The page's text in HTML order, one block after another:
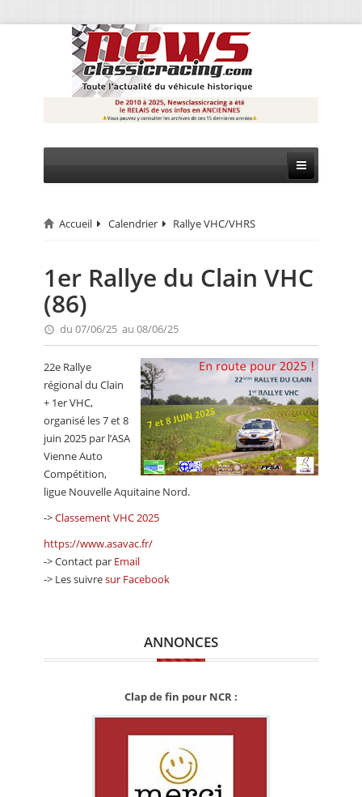
CIRCUIT
RALLYE
MONTAGNE
EVÈNEMENTS
CALENDRIER
FOCUS
VIDEO
ANNUAIRES
Accueil Calendrier Rallye VHC/VHRS
1er Rallye du Clain VHC
(86)
du 07/06/25 au 08/06/25
22e Rallye
régional du Clain
+ 1er VHC,
organisé les 7 et 8
juin 2025 par l’ASA
Vienne Auto
Compétition,
ligue Nouvelle Aquitaine Nord.
->Classement VHC 2025
https://www.asavac.fr/
-> Contact par Email
-> Les suivresur Facebook
ANNONCES
Clap de fin pour NCR :